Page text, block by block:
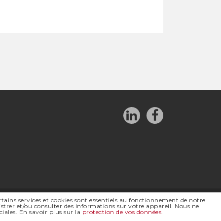
services et cookies sont essentiels au fonctionnement de notre
et/ou consulter des informations sur votre appareil. Nous ne
En savoir plus sur la protection de vos données.